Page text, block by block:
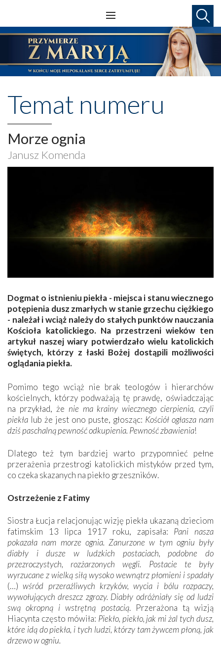
Temat numeru
Morze ognia
Janusz Komenda
Dogmat o istnieniu piekła - miejsca i stanu wiecznego
potępienia dusz zmarłych w stanie grzechu ciężkiego
- należał i wciąż należy do stałych punktów nauczania
Kościoła katolickiego. Na przestrzeni wieków ten
artykuł naszej wiary potwierdzało wielu katolickich
świętych, którzy z łaski Bożej dostąpili możliwości
oglądania piekła.
Pomimo tego wciąż nie brak teologów i hierarchów
kościelnych, którzy podważają tę prawdę, oświadczając
na przykład, że nie ma krainy wiecznego cierpienia, czyli
piekła lub że jest ono puste, głosząc: Kościół ogłasza nam
dziś paschalną pewność odkupienia. Pewność zbawienia!
Dlatego też tym bardziej warto przypomnieć pełne
przerażenia przestrogi katolickich mistyków przed tym,
co czeka skazanych na piekło grzeszników.
Ostrzeżenie z Fatimy
Siostra Łucja relacjonując wizję piekła ukazaną dzieciom
fatimskim 13 lipca 1917 roku, zapisała: Pani nasza
pokazała nam morze ognia. Zanurzone w tym ogniu były
diabły i dusze w ludzkich postaciach, podobne do
przezroczystych, rozżarzonych węgli. Postacie te były
wyrzucane z wielką siłą wysoko wewnątrz płomieni i spadały
(…) wśród przeraźliwych krzyków, wycia i bólu rozpaczy,
wywołujących dreszcz zgrozy. Diabły odróżniały się od ludzi
swą okropną i wstrętną postacią. Przerażona tą wizją
Hiacynta często mówiła: Piekło, piekło, jak mi żal tych dusz,
które idą do piekła, i tych ludzi, którzy tam żywcem płoną, jak
drzewo w ogniu.